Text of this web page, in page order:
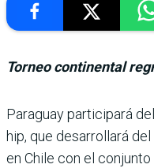
Torneo continental
Paraguay participará
hip, que desarrollará
en Chile con el